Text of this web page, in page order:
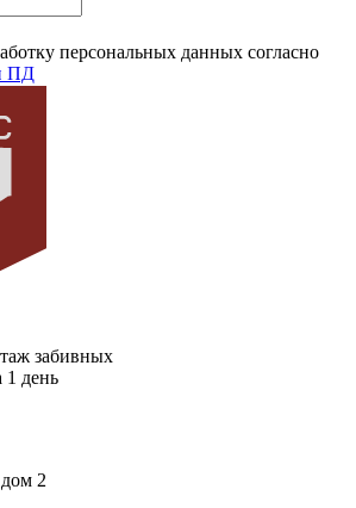
персональных данных согласно
ПД
забивных
1 день
2